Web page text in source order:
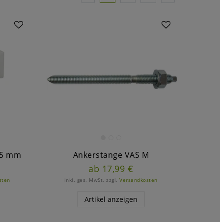
mm Ankerstange VAS M
ab 17,99 €
inkl. ges. MwSt. zzgl.Versandkosten
Artikel anzeigen